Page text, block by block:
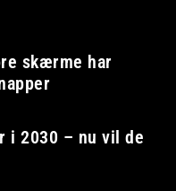
skærme har
i 2030 – nu vil de